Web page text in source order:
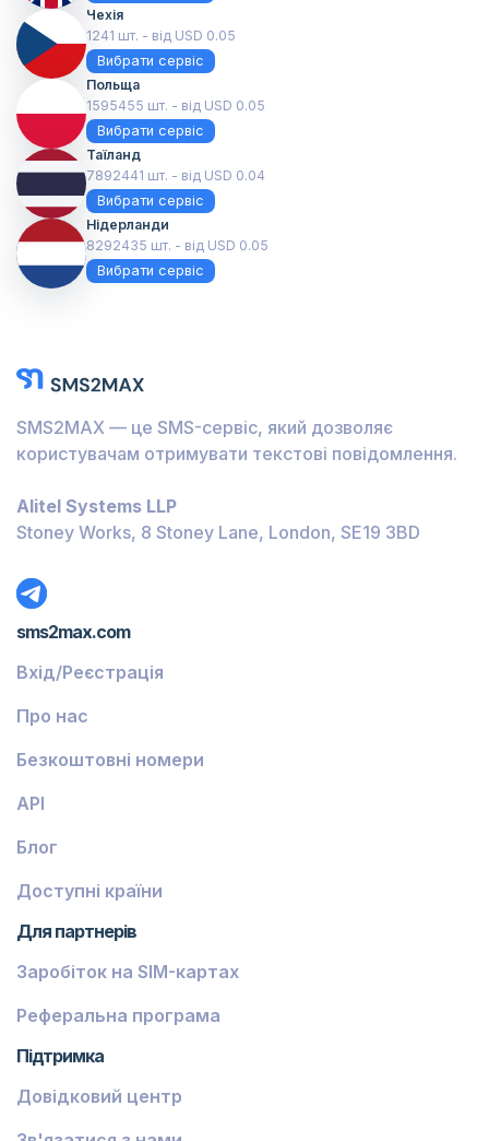
Чехія
1241 шт. - від USD 0.05
Вибрати сервіс
Польща
1595455 шт. - від USD 0.05
Вибрати сервіс
Таїланд
7892441 шт. - від USD 0.04
Вибрати сервіс
Нідерланди
8292435 шт. - від USD 0.05
Вибрати сервіс
SMS2MAX — це SMS-сервіс, який дозволяє
користувачам отримувати текстові повідомлення.
Alitel Systems LLP
Stoney Works, 8 Stoney Lane, London, SE19 3BD
sms2max.com
Вхід/Реєстрація
Про нас
Безкоштовні номери
API
Блог
Доступні країни
Для партнерів
Заробіток на SIM-картах
Реферальна програма
Підтримка
Довідковий центр